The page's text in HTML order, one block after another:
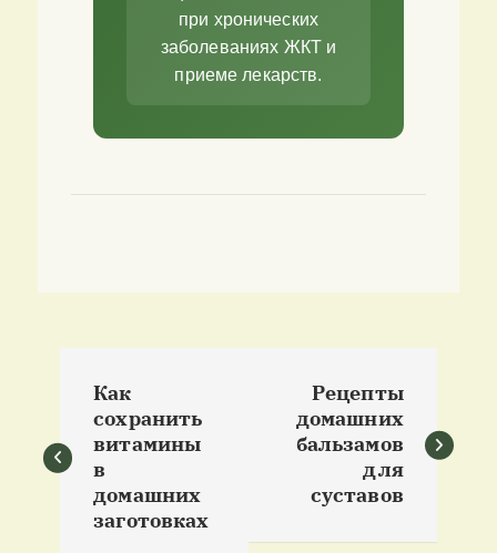
при хронических
заболеваниях ЖКТ и
приеме лекарств.
а
в
Как
сохранить
витамины
в
домашних
заготовках
Рецепты
домашних
бальзамов
для
суставов